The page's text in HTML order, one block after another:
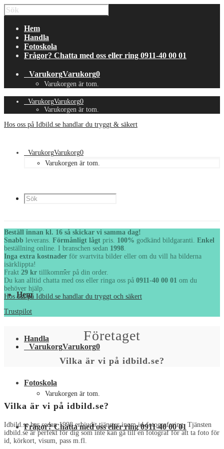
Hem
Handla
Fotoskola
Frågor? Chatta med oss eller ring 0911-40 00 01
VarukorgVarukorg0
Varukorgen är tom.
VarukorgVarukorg0
Varukorgen är tom.
Hos oss på Idbild.se handlar du tryggt & säkert
VarukorgVarukorg0
Varukorgen är tom.
Hem
Handla
Fotoskola
Frågor? Chatta med oss eller ring 0911-40 00 01
VarukorgVarukorg0
Varukorgen är tom.
Beställ innan kl. 16 så skickar vi samma dag!
Snabb leverans. Förmånligt lågt pris. 100% godkänd bildgaranti. Enkel
beställning online. I branschen sedan 1998.
Inga extra kostnader för svartvita bilder eller om du vill ha bilderna
isärklippta!
Frakt 29 kr tillkommer på din order.
Du kan alltid chatta med oss eller ringa oss på 0911-40 00 01 om du
behöver hjälp.
Hos oss på Idbild.se handlar du tryggt och säkert
Trustpilot
Företaget
Vilka är vi på idbild.se?
Vilka är vi på idbild.se?
Idbild.se har sedan 1998 erbjudit tjänster inom id-fotografering. Tjänsten
idbild.se är perfekt för dig som inte kan gå till en fotograf för att ta foto för
id, körkort, visum, pass m.fl.